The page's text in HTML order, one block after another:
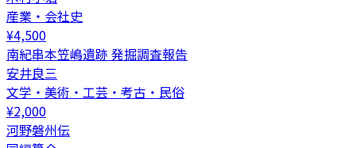
産業・会社史
¥4,500
南紀串本笠嶋遺跡 発掘調査報告
安井良三
文学・美術・工芸・考古・民俗
¥2,000
河野磐州伝